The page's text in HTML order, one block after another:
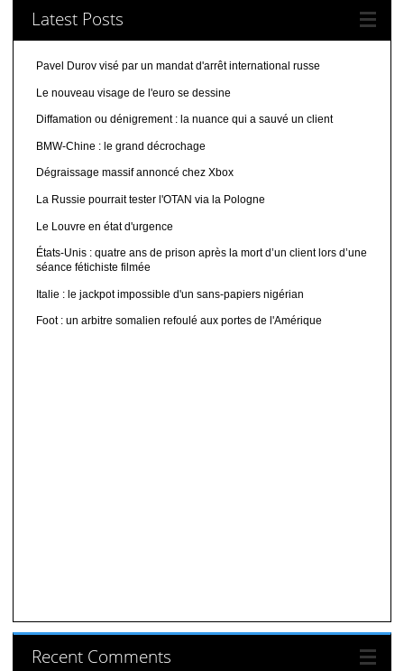
Latest Posts
Pavel Durov visé par un mandat d'arrêt international russe
Le nouveau visage de l'euro se dessine
Diffamation ou dénigrement : la nuance qui a sauvé un client
BMW-Chine : le grand décrochage
Dégraissage massif annoncé chez Xbox
La Russie pourrait tester l'OTAN via la Pologne
Le Louvre en état d'urgence
États-Unis : quatre ans de prison après la mort d’un client lors d’une
séance fétichiste filmée
Italie : le jackpot impossible d'un sans-papiers nigérian
Foot : un arbitre somalien refoulé aux portes de l'Amérique
Recent Comments